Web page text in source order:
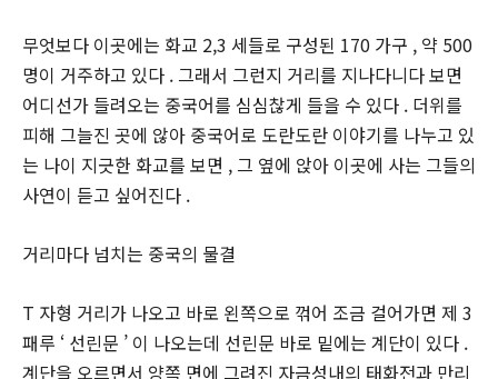
무엇보다 이곳에는 화교 2,3 세들로 구성된 170 가구 , 약 500
명이 거주하고 있다 . 그래서 그런지 거리를 지나다니다 보면
어디선가 들려오는 중국어를 심심찮게 들을 수 있다 . 더위를
피해 그늘진 곳에 않아 중국어로 도란도란 이야기를 나누고 있
는 나이 지긋한 화교를 보면 , 그 옆에 앉아 이곳에 사는 그들의
사연이 듣고 싶어진다 .
거리마다 넘치는 중국의 물결
T 자형 거리가 나오고 바로 왼쪽으로 꺾어 조금 걸어가면 제 3
패루 ‘ 선린문 ’ 이 나오는데 선린문 바로 밑에는 계단이 있다 .
계단을 오르면서 양쪽 면에 그려진 자금성내의 태화전과 만리